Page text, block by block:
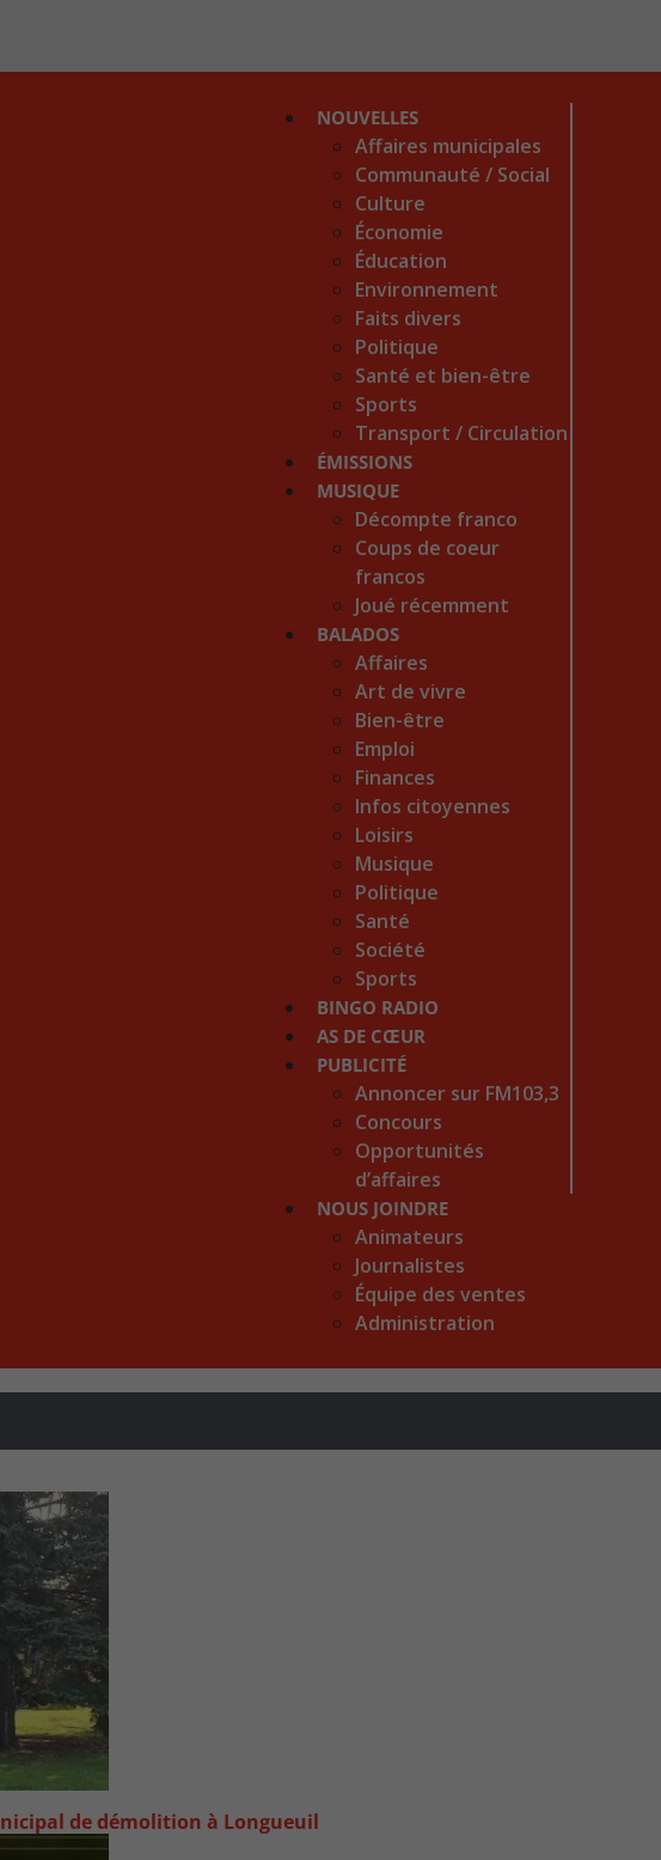
NOUVELLES
Affaires municipales
Communauté / Social
Culture
Économie
Éducation
Environnement
Faits divers
Politique
Santé et bien-être
Sports
Transport / Circulation
ÉMISSIONS
MUSIQUE
Décompte franco
Coups de coeur
francos
Joué récemment
BALADOS
Affaires
Art de vivre
Bien-être
Emploi
Finances
Infos citoyennes
Loisirs
Musique
Politique
Santé
Société
Sports
BINGO RADIO
AS DE CŒUR
PUBLICITÉ
Annoncer sur FM103,3
Concours
Opportunités
d’affaires
NOUS JOINDRE
Animateurs
Journalistes
Équipe des ventes
Administration
de démolition à Longueuil